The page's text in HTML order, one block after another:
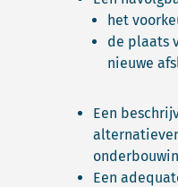
het
de plaats
nieuwe
Een
Een